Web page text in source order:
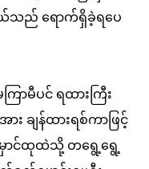
သည် ရောက်ရှိခဲ့ရပေ
ာမီပင် ရထားကြီး
ချန်ထားရစ်ကာဖြင့်
ာင်ထုထဲသို့ တရွေ့ရွေ့